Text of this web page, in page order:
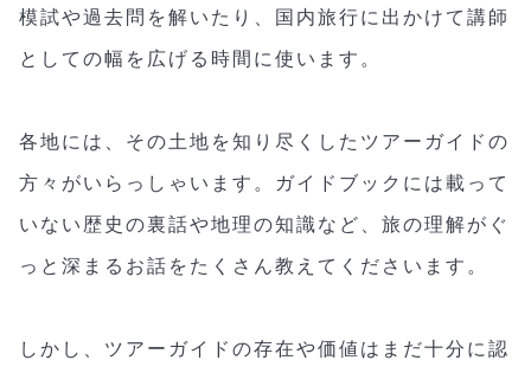
模試や過去問を解いたり、国内旅行に出かけて講師
としての幅を広げる時間に使います。
各地には、その土地を知り尽くしたツアーガイドの
方々がいらっしゃいます。ガイドブックには載って
いない歴史の裏話や地理の知識など、旅の理解がぐ
っと深まるお話をたくさん教えてくださいます。
しかし、ツアーガイドの存在や価値はまだ十分に認